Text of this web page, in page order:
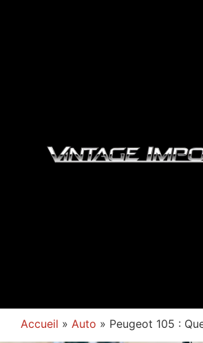
Accueil » Auto » Peugeot 105 :